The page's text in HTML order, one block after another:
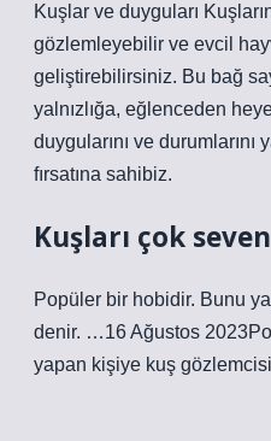
Kuşlar ve duyguları
gözlemleyebilir ve evcil
geliştirebilirsiniz. Bu bağ
yalnızlığa, eğlenceden
duygularını ve durumlarını
fırsatına sahibiz.
Kuşları çok
Popüler bir hobidir. Bunu
denir. …16 Ağustos
yapan kişiye kuş